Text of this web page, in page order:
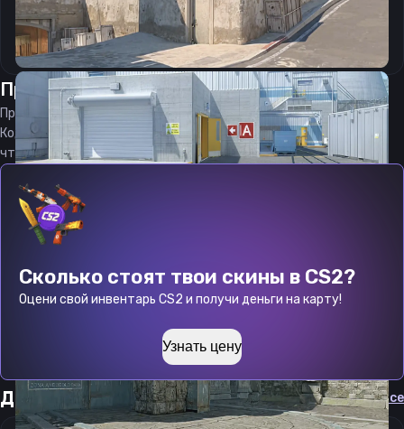
Скопировать
Прицеларагорнот 08.08.2026
Прицел aragornN является актуальным на
08.08.2026
Код прицела
CS 2 стараемся еженедельно обновлять,
чтобы вы могли играть с актуальными настройками игрока.
Сколько стоят твои скины в CS2?
Оцени свой инвентарь CS2 и получи деньги на карту!
Узнать цену
Другие прицелы Cмотреть все